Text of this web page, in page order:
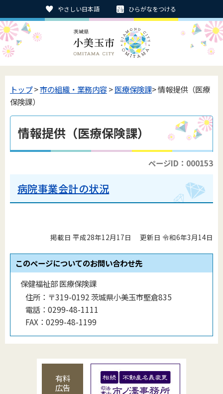
やさしい日本語 ひらがなをつける
トップ>市の組織・業務内容>医療保険課> 情報提供（医療
保険課）
情報提供（医療保険課）
ページID：000153
病院事業会計の状況
掲載日 平成28年12月17日 更新日 令和6年3月14日
このページについてのお問い合わせ先
保健福祉部 医療保険課
住所： 〒319-0192 茨城県小美玉市堅倉835
電話： 0299-48-1111
FAX： 0299-48-1199
有料
広告